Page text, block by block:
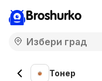
Broshurko
Тонер